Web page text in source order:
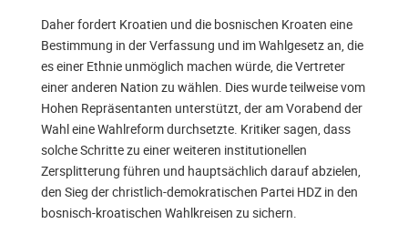
Daher fordert Kroatien und die bosnischen Kroaten eine
Bestimmung in der Verfassung und im Wahlgesetz an, die
es einer Ethnie unmöglich machen würde, die Vertreter
einer anderen Nation zu wählen. Dies wurde teilweise vom
Hohen Repräsentanten unterstützt, der am Vorabend der
Wahl eine Wahlreform durchsetzte. Kritiker sagen, dass
solche Schritte zu einer weiteren institutionellen
Zersplitterung führen und hauptsächlich darauf abzielen,
den Sieg der christlich-demokratischen Partei HDZ in den
bosnisch-kroatischen Wahlkreisen zu sichern.